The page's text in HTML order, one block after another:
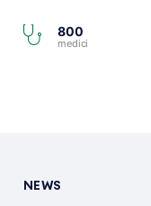
800
medici
NEWS